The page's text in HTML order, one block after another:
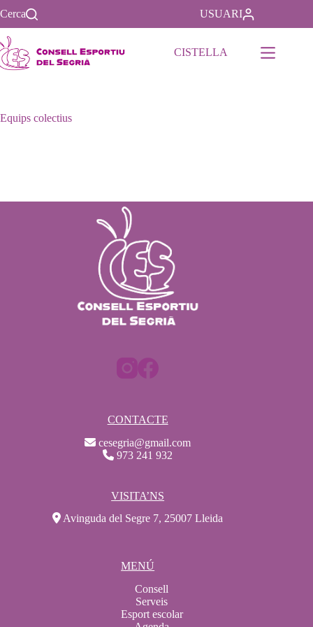
Cerca USUARI
CISTELLA
Equips colectius
CONTACTE
cesegria@gmail.com
973 241 932
VISITA’NS
Avinguda del Segre 7, 25007 Lleida
MENÚ
Consell
Serveis
Esport escolar